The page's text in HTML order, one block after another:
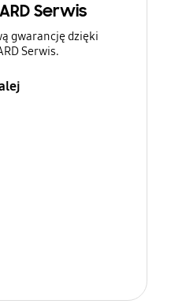
Serwis
gwarancję dzięki
Serwis.